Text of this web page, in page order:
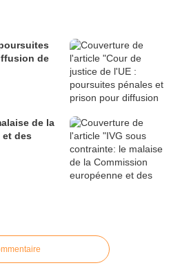
de
de la
et des